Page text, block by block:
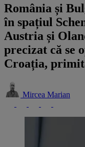
România și
în spațiul
Austria și
precizat că se
Croația,
Mircea Marian